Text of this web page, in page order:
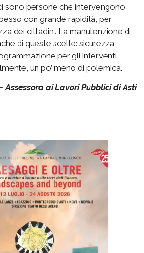
sono persone che intervengono
con grande rapidità, per
dei cittadini. La manutenzione di
di queste scelte: sicurezza
per gli interventi
un po’ meno di polemica.
Assessora ai Lavori Pubblici di Asti